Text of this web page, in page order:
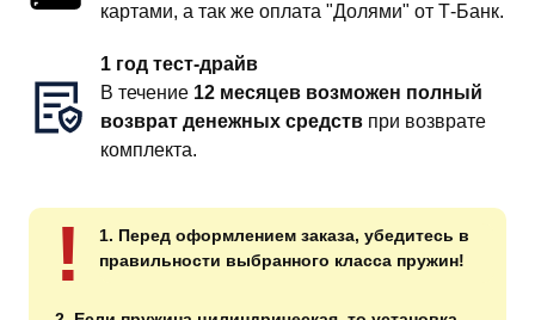
картами, а так же оплата "Долями" от Т-Банк.
1 год тест-драйв
В течение 12 месяцев возможен полный
возврат денежных средств при возврате
комплекта.
!
1. Перед оформлением заказа, убедитесь в
правильности выбранного класса пружин!